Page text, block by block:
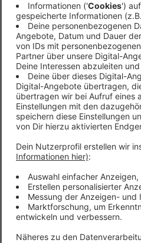
Lisa
Anzeige
Anzeige
So heißt
Lisa lässt